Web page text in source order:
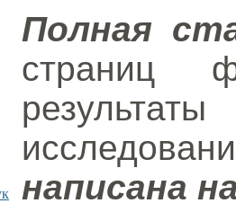
Полная
страниц
написана